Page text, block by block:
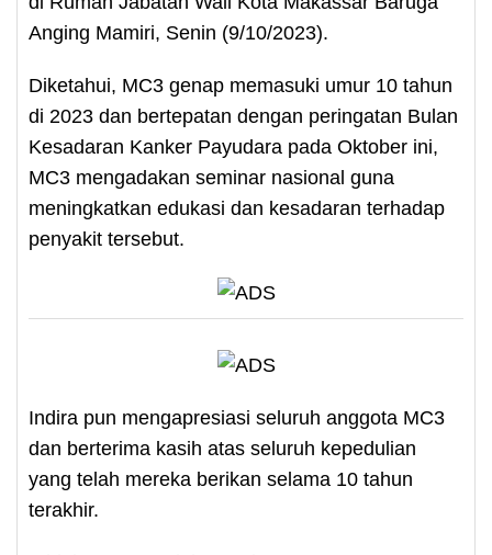
Anging Mamiri, Senin (9/10/2023).
Diketahui, MC3 genap memasuki umur 10 tahun
di 2023 dan bertepatan dengan peringatan Bulan
Kesadaran Kanker Payudara pada Oktober ini,
MC3 mengadakan seminar nasional guna
meningkatkan edukasi dan kesadaran terhadap
penyakit tersebut.
Indira pun mengapresiasi seluruh anggota MC3
dan berterima kasih atas seluruh kepedulian
yang telah mereka berikan selama 10 tahun
terakhir.